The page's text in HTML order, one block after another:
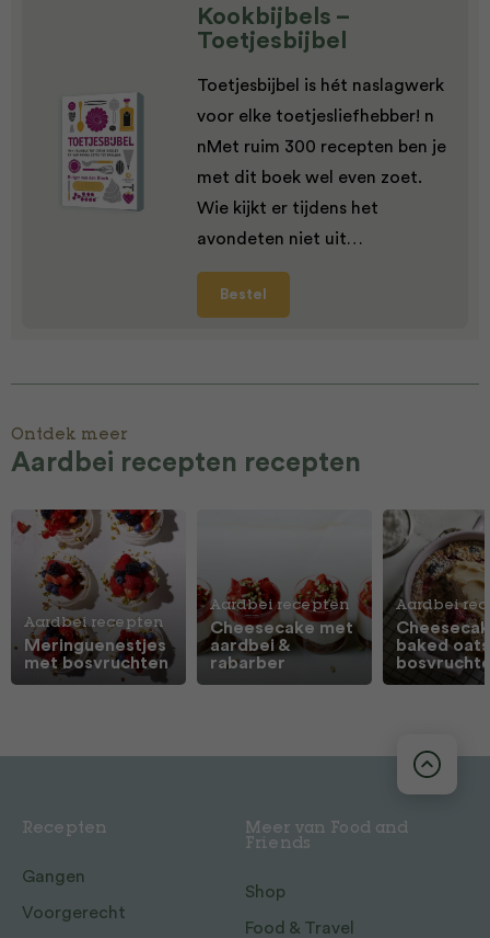
Kookbijbels –
Toetjesbijbel
Toetjesbijbel is hét naslagwerk
voor elke toetjesliefhebber! n
nMet ruim 300 recepten ben je
met dit boek wel even zoet.
Wie kijkt er tijdens het
avondeten niet uit…
Bestel
Ontdek meer
Aardbei recepten recepten
Aardbei recepten
Meringuenestjes
met bosvruchten
Aardbei recepten
Cheesecake met
aardbei &
rabarber
Aardbei
baked
Recepten
Gangen
Voorgerecht
Meer van Food and
Friends
Shop
Food & Travel